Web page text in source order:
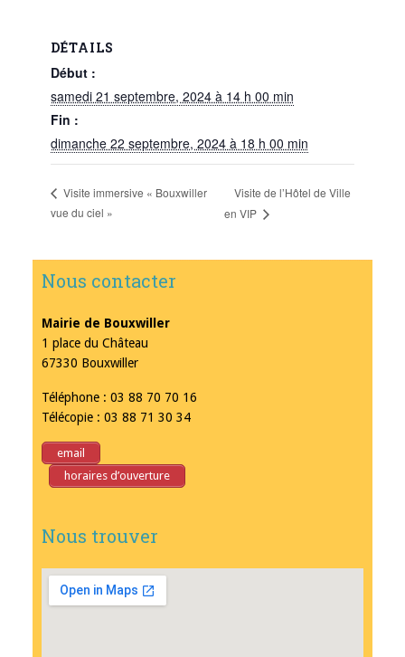
DÉTAILS
Début :
samedi 21 septembre, 2024 à 14 h 00 min
Fin :
dimanche 22 septembre, 2024 à 18 h 00 min
Visite immersive « Bouxwiller
vue du ciel »
Visite de l’Hôtel de Ville
en VIP
Nous contacter
Mairie de Bouxwiller
1 place du Château
67330 Bouxwiller
Téléphone : 03 88 70 70 16
Télécopie : 03 88 71 30 34
email
horaires d’ouverture
Nous trouver